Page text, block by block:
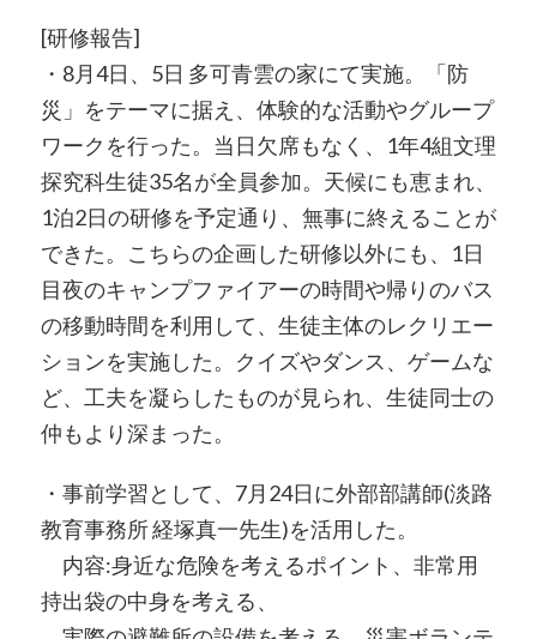
[研修報告]
・8月4日、5日 多可青雲の家にて実施。「防
災」をテーマに据え、体験的な活動やグループ
ワークを行った。当日欠席もなく、1年4組文理
探究科生徒35名が全員参加。天候にも恵まれ、
1泊2日の研修を予定通り、無事に終えることが
できた。こちらの企画した研修以外にも、1日
目夜のキャンプファイアーの時間や帰りのバス
の移動時間を利用して、生徒主体のレクリエー
ションを実施した。クイズやダンス、ゲームな
ど、工夫を凝らしたものが見られ、生徒同士の
仲もより深まった。
・事前学習として、7月24日に外部部講師(淡路
教育事務所 経塚真一先生)を活用した。
内容:身近な危険を考えるポイント、非常用
持出袋の中身を考える、